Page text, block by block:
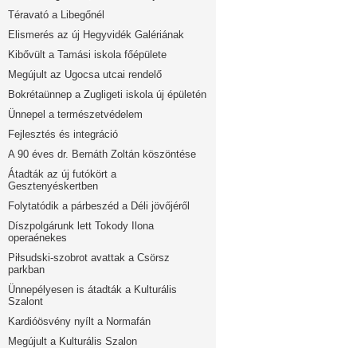
Téravató a Libegőnél
Elismerés az új Hegyvidék Galériának
Kibővült a Tamási iskola főépülete
Megújult az Ugocsa utcai rendelő
Bokrétaünnep a Zugligeti iskola új épületén
Ünnepel a természetvédelem
Fejlesztés és integráció
A 90 éves dr. Bernáth Zoltán köszöntése
Átadták az új futókört a
Gesztenyéskertben
Folytatódik a párbeszéd a Déli jövőjéről
Díszpolgárunk lett Tokody Ilona
operaénekes
Piłsudski-szobrot avattak a Csörsz
parkban
Ünnepélyesen is átadták a Kulturális
Szalont
Kardióösvény nyílt a Normafán
Megújult a Kulturális Szalon